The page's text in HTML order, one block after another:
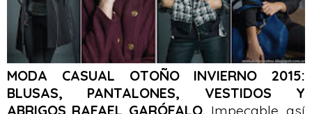
MODA CASUAL OTOÑO INVIERNO 2015:
BLUSAS, PANTALONES, VESTIDOS Y
ABRIGOS RAFAEL GARÓFALO. Impecable, así